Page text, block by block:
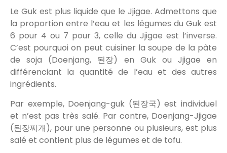
Le Guk est plus liquide que le Jjigae. Admettons que
la proportion entre l’eau et les légumes du Guk est
6 pour 4 ou 7 pour 3, celle du Jjigae est l’inverse.
C’est pourquoi on peut cuisiner la soupe de la pâte
de soja (Doenjang, 된장) en Guk ou Jjigae en
différenciant la quantité de l’eau et des autres
ingrédients.
Par exemple, Doenjang-guk (된장국) est individuel
et n’est pas très salé. Par contre, Doenjang-Jjigae
(된장찌개), pour une personne ou plusieurs, est plus
salé et contient plus de légumes et de tofu.